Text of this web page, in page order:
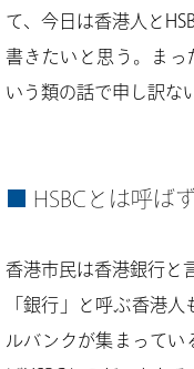
て、今日は香港人と
書きたいと思う。まっ
いう類の話で申し訳な
HSBCとは呼ば
香港市民は香港銀行と
「銀行」と呼ぶ香港
ルバンクが集まってい